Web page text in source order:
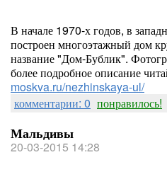
В начале 1970-х годов, в
построен многоэтажный дом
название "Дом-Бублик".
более подробное описание
moskva.ru/nezhinskaya-ul/
комментарии: 0 понравилось!
Мальдивы
20-03-2015 14:28